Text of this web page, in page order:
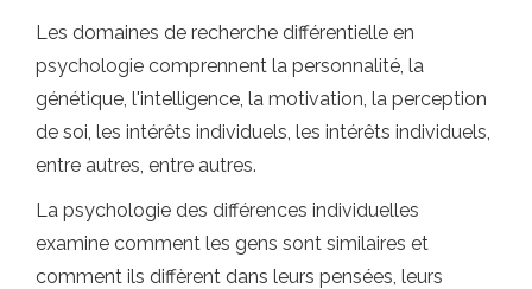
Les domaines de recherche différentielle en
psychologie comprennent la personnalité, la
génétique, l'intelligence, la motivation, la perception
de soi, les intérêts individuels, les intérêts individuels,
entre autres, entre autres.
La psychologie des différences individuelles
examine comment les gens sont similaires et
comment ils diffèrent dans leurs pensées, leurs